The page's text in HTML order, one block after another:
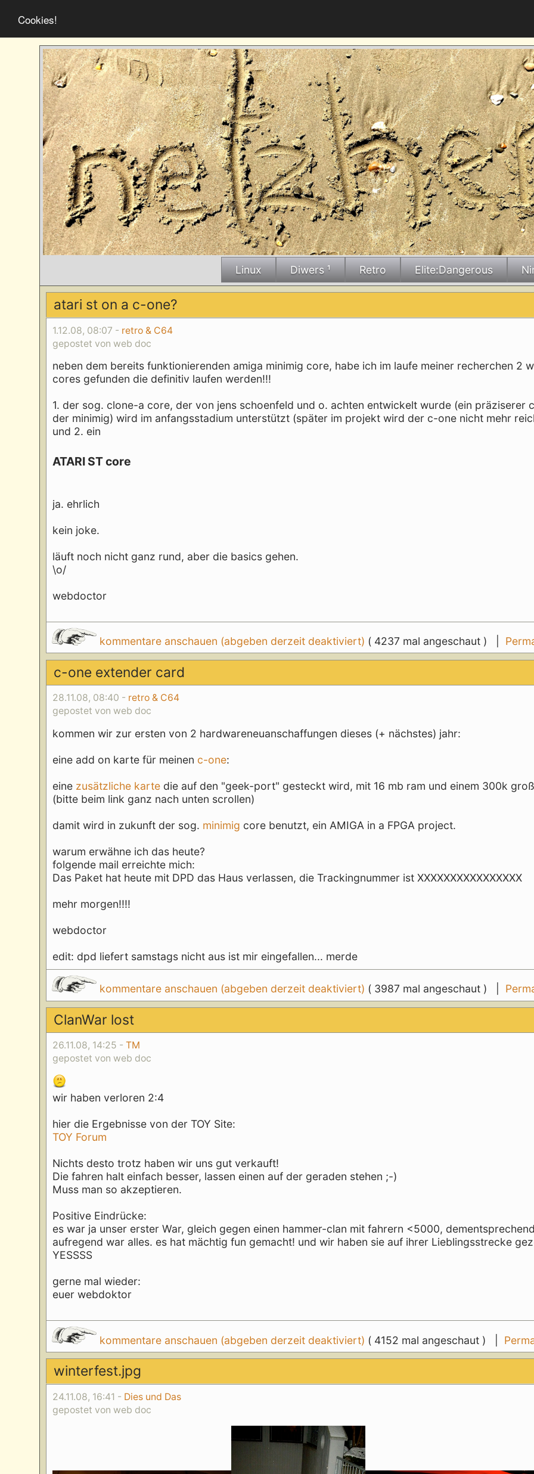
Cookies!
Linux Diwers ¹ Retro Elite:Dangerous
atari st on a c-one?
1.12.08, 08:07 - retro & C64
gepostet von web doc
neben dem bereits funktionierenden amiga minimig core, habe ich im laufe meiner recherchen 2
cores gefunden die definitiv laufen werden!!!
1. der sog. clone-a core, der von jens schoenfeld und o. achten entwickelt wurde (ein präziserer
der minimig) wird im anfangsstadium unterstützt (später im projekt wird der c-one nicht mehr
und 2. ein
ATARI ST core
ja. ehrlich
kein joke.
läuft noch nicht ganz rund, aber die basics gehen.
\o/
webdoctor
kommentare anschauen (abgeben derzeit deaktiviert) ( 4237 mal angeschaut ) |
c-one extender card
28.11.08, 08:40 - retro & C64
gepostet von web doc
kommen wir zur ersten von 2 hardwareneuanschaffungen dieses (+ nächstes) jahr:
eine add on karte für meinen c-one:
eine zusätzliche karte die auf den "geek-port" gesteckt wird, mit 16 mb ram und einem 300k
(bitte beim link ganz nach unten scrollen)
damit wird in zukunft der sog. minimig core benutzt, ein AMIGA in a FPGA project.
warum erwähne ich das heute?
folgende mail erreichte mich:
Das Paket hat heute mit DPD das Haus verlassen, die Trackingnummer ist XXXXXXXXXXXXXXXX
mehr morgen!!!!
webdoctor
edit: dpd liefert samstags nicht aus ist mir eingefallen... merde
kommentare anschauen (abgeben derzeit deaktiviert) ( 3987 mal angeschaut ) |
ClanWar lost
26.11.08, 14:25 -TM
gepostet von web doc
wir haben verloren 2:4
hier die Ergebnisse von der TOY Site:
TOY Forum
Nichts desto trotz haben wir uns gut verkauft!
Die fahren halt einfach besser, lassen einen auf der geraden stehen ;-)
Muss man so akzeptieren.
Positive Eindrücke:
es war ja unser erster War, gleich gegen einen hammer-clan mit fahrern <5000,
aufregend war alles. es hat mächtig fun gemacht! und wir haben sie auf ihrer Lieblingsstrecke
YESSSS
gerne mal wieder:
euer webdoktor
kommentare anschauen (abgeben derzeit deaktiviert) ( 4152 mal angeschaut ) |
winterfest.jpg
24.11.08, 16:41 - Dies und Das
gepostet von web doc